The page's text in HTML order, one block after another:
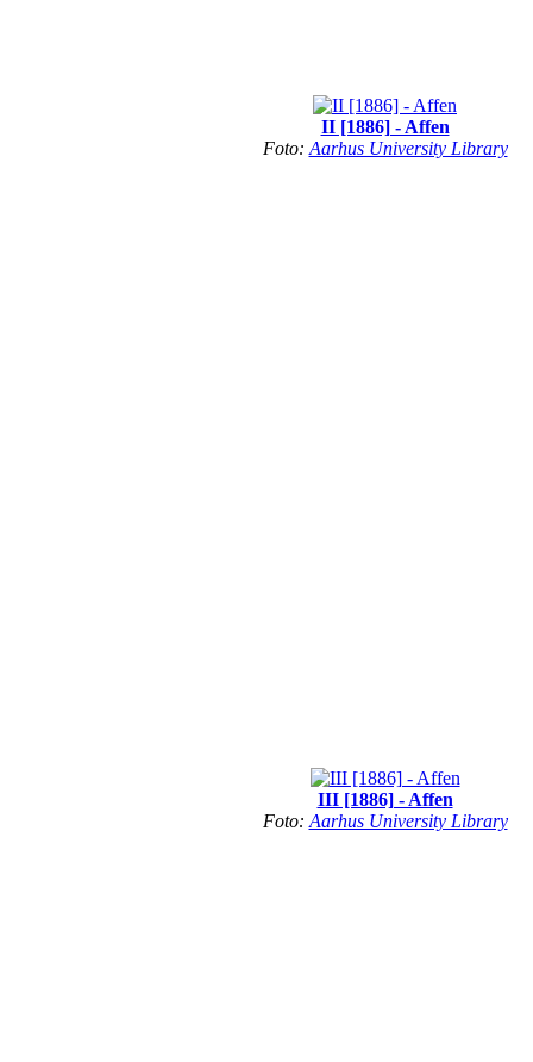
II [1886] - Affen
Foto: Aarhus University Library
III [1886] - Affen
Foto: Aarhus University Library